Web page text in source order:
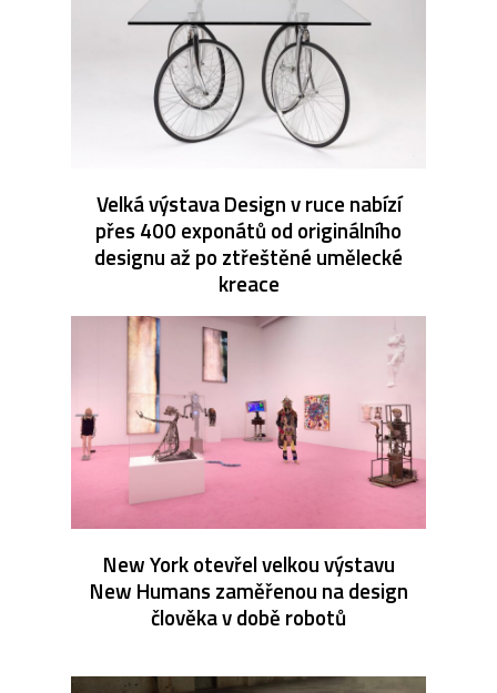
Velká výstava Design v ruce nabízí
přes 400 exponátů od originálního
designu až po ztřeštěné umělecké
kreace
New York otevřel velkou výstavu
New Humans zaměřenou na design
člověka v době robotů